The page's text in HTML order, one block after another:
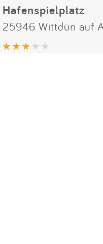
Hafenspielplatz
25946 Wittdün auf